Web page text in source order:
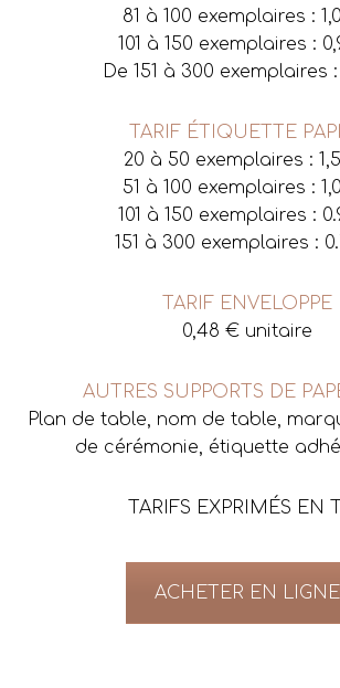
81 à 100 exemplaires :
101 à 150 exemplaires :
De 151 à 300 exemplaires
TARIF ÉTIQUETTE
20 à 50 exemplaires :
51 à 100 exemplaires :
101 à 150 exemplaires :
151 à 300 exemplaires :
TARIF ENVELOPPE
0,48 € unitaire
AUTRES SUPPORTS DE
Plan de table, nom de table,
de cérémonie, étiquette
TARIFS EXPRIMÉS EN
ACHETER EN LIGNE